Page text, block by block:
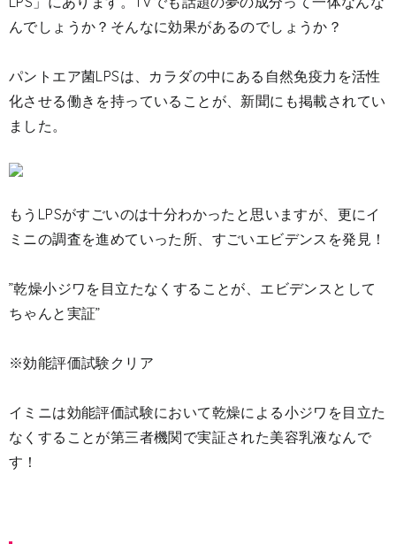
んでしょうか？そんなに効果があるのでしょうか？
パントエア菌LPSは、カラダの中にある自然免疫力を活性
化させる働きを持っていることが、新聞にも掲載されてい
ました。
もうLPSがすごいのは十分わかったと思いますが、更にイ
ミニの調査を進めていった所、すごいエビデンスを発見！
”乾燥小ジワを目立たなくすることが、エビデンスとして
ちゃんと実証”
※効能評価試験クリア
イミニは効能評価試験において乾燥による小ジワを目立た
なくすることが第三者機関で実証された美容乳液なんで
す！